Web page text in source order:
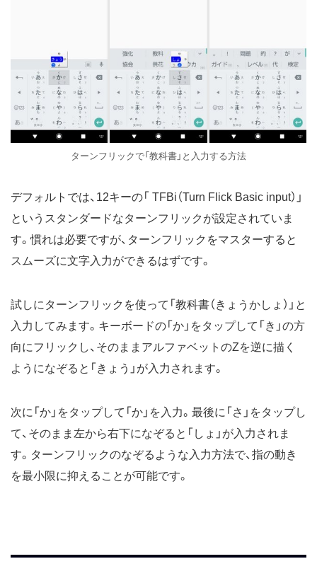
ターンフリックで「教科書」と入力する方法
デフォルトでは、12キーの「 TFBi（Turn Flick Basic input）」
というスタンダードなターンフリックが設定されていま
す。慣れは必要ですが、ターンフリックをマスターすると
スムーズに文字入力ができるはずです。
試しにターンフリックを使って「教科書（きょうかしょ）」と
入力してみます。キーボードの「か」をタップして「き」の方
向にフリックし、そのままアルファベットのZを逆に描く
ようになぞると「きょう」が入力されます。
次に「か」をタップして「か」を入力。最後に「さ」をタップし
て、そのまま左から右下になぞると「しょ」が入力されま
す。ターンフリックのなぞるような入力方法で、指の動き
を最小限に抑えることが可能です。